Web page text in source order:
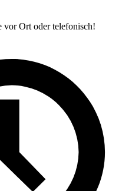
vor Ort oder telefonisch!